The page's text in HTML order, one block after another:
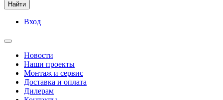
Найти
Вход
Новости
Наши проекты
Монтаж и сервис
Доставка и оплата
Дилерам